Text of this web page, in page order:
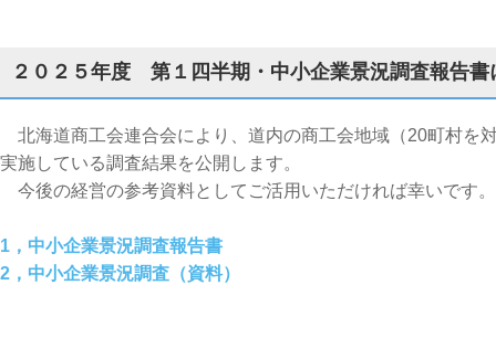
２０２５年度 第１四半期・中小企業景況調査報告書
北海道商工会連合会により、道内の商工会地域（20町村を
実施している調査結果を公開します。
今後の経営の参考資料としてご活用いただければ幸いです。
1，中小企業景況調査報告書
2，中小企業景況調査（資料）